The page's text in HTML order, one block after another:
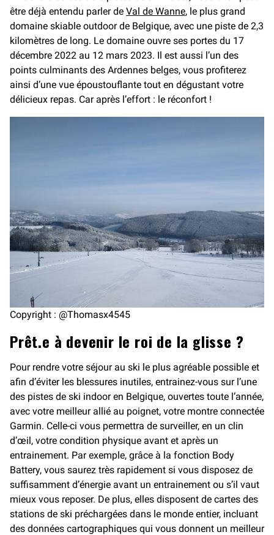
être déjà entendu parler de Val de Wanne, le plus grand
domaine skiable outdoor de Belgique, avec une piste de 2,3
kilomètres de long. Le domaine ouvre ses portes du 17
décembre 2022 au 12 mars 2023. Il est aussi l’un des
points culminants des Ardennes belges, vous profiterez
ainsi d’une vue époustouflante tout en dégustant votre
délicieux repas. Car après l’effort : le réconfort !
Copyright : @Thomasx4545
Prêt.e à devenir le roi de la glisse ?
Pour rendre votre séjour au ski le plus agréable possible et
afin d’éviter les blessures inutiles, entrainez-vous sur l’une
des pistes de ski indoor en Belgique, ouvertes toute l’année,
avec votre meilleur allié au poignet, votre montre connectée
Garmin. Celle-ci vous permettra de surveiller, en un clin
d’œil, votre condition physique avant et après un
entrainement. Par exemple, grâce à la fonction Body
Battery, vous saurez très rapidement si vous disposez de
suffisamment d’énergie avant un entrainement ou s’il vaut
mieux vous reposer. De plus, elles disposent de cartes des
stations de ski préchargées dans le monde entier, incluant
des données cartographiques qui vous donnent un meilleur